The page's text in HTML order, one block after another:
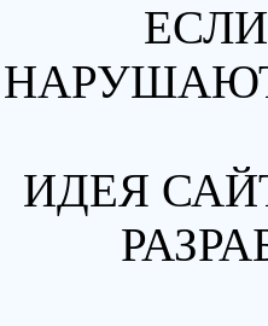
ИДЕЯ